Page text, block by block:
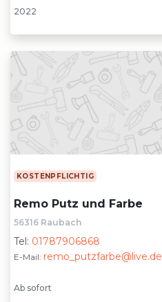
2022
KOSTENPFLICHTIG
Remo Putz und Farbe
56316 Raubach
Tel: 01787906868
E-Mail: remo_putzfarbe@live.de
Ab sofort